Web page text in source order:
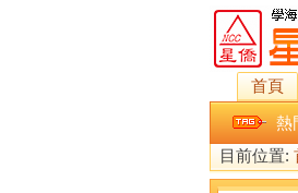
首頁
熱
目前位置: